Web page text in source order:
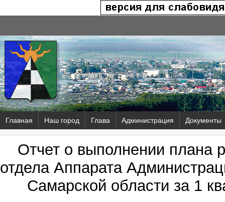
Главная Наш город Глава Администрация Документы
Отчет о выполнении плана
отдела Аппарата
Самарской области за 1